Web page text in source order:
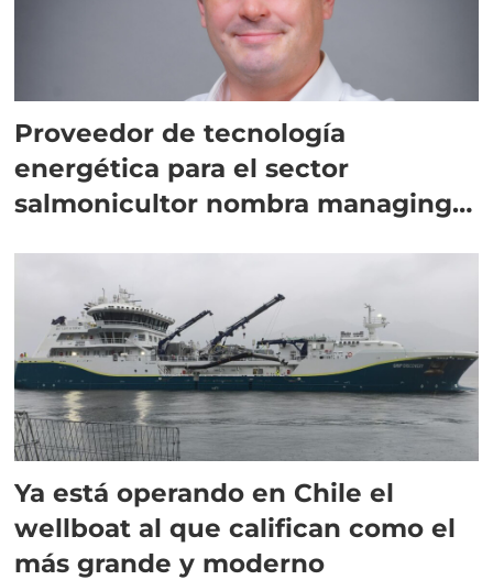
Proveedor de tecnología
energética para el sector
salmonicultor nombra managing
Ya está operando en Chile el
wellboat al que califican como el
más grande y moderno